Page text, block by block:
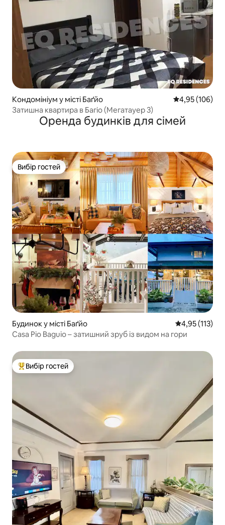
Кондомініум у місті Баґйо Середня
4,95 (106)
Затишна квартира в Багіо (Мегатауер 3)
Оренда будинків для сімей
Вибір гостей
Вибір гостей
Будинок у місті Баґйо Середня
4,95 (113)
Casa Pio Baguio – затишний зруб із видом на гори
Топ вибір гостей
Вибір гостей